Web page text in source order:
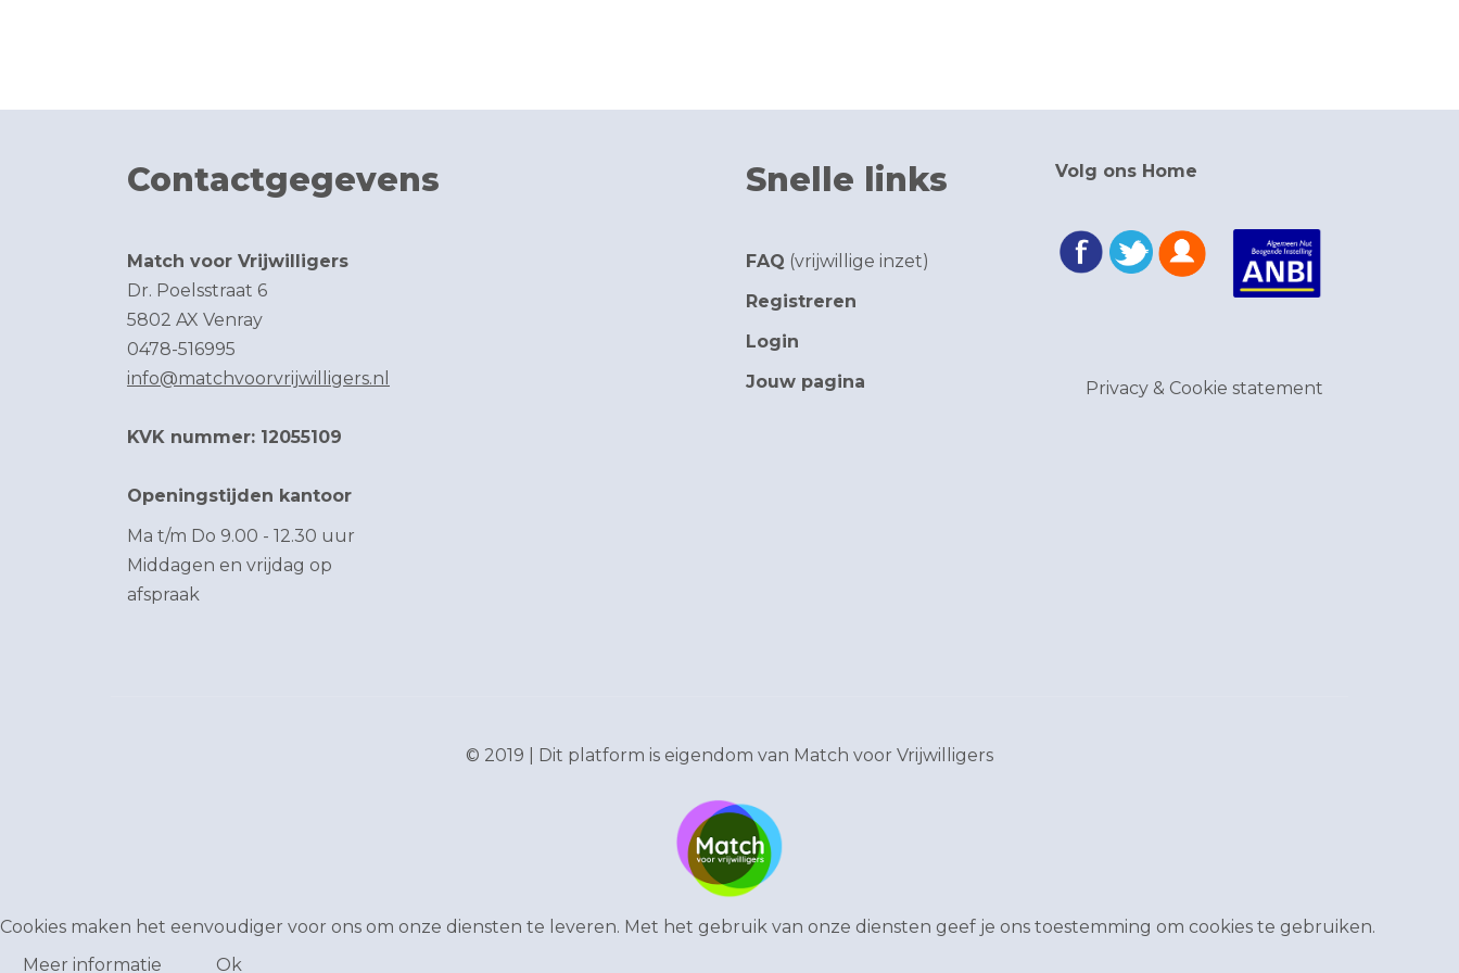
Contactgegevens
Match voor Vrijwilligers
Dr. Poelsstraat 6
5802 AX Venray
0478-516995
info@matchvoorvrijwilligers.nl
KVK nummer: 12055109
Openingstijden kantoor
Ma t/m Do 9.00 - 12.30 uur
Middagen en vrijdag op
afspraak
Snelle links
FAQ (vrijwillige inzet)
Registreren
Login
Jouw pagina
Volg ons Home
Privacy & Cookie statement
© 2019 | Dit platform is eigendom van Match voor Vrijwilligers
Cookies maken het eenvoudiger voor ons om onze diensten te leveren. Met het gebruik van onze diensten geef je ons toestemming om cookies te gebruiken.
Meer informatie
Ok